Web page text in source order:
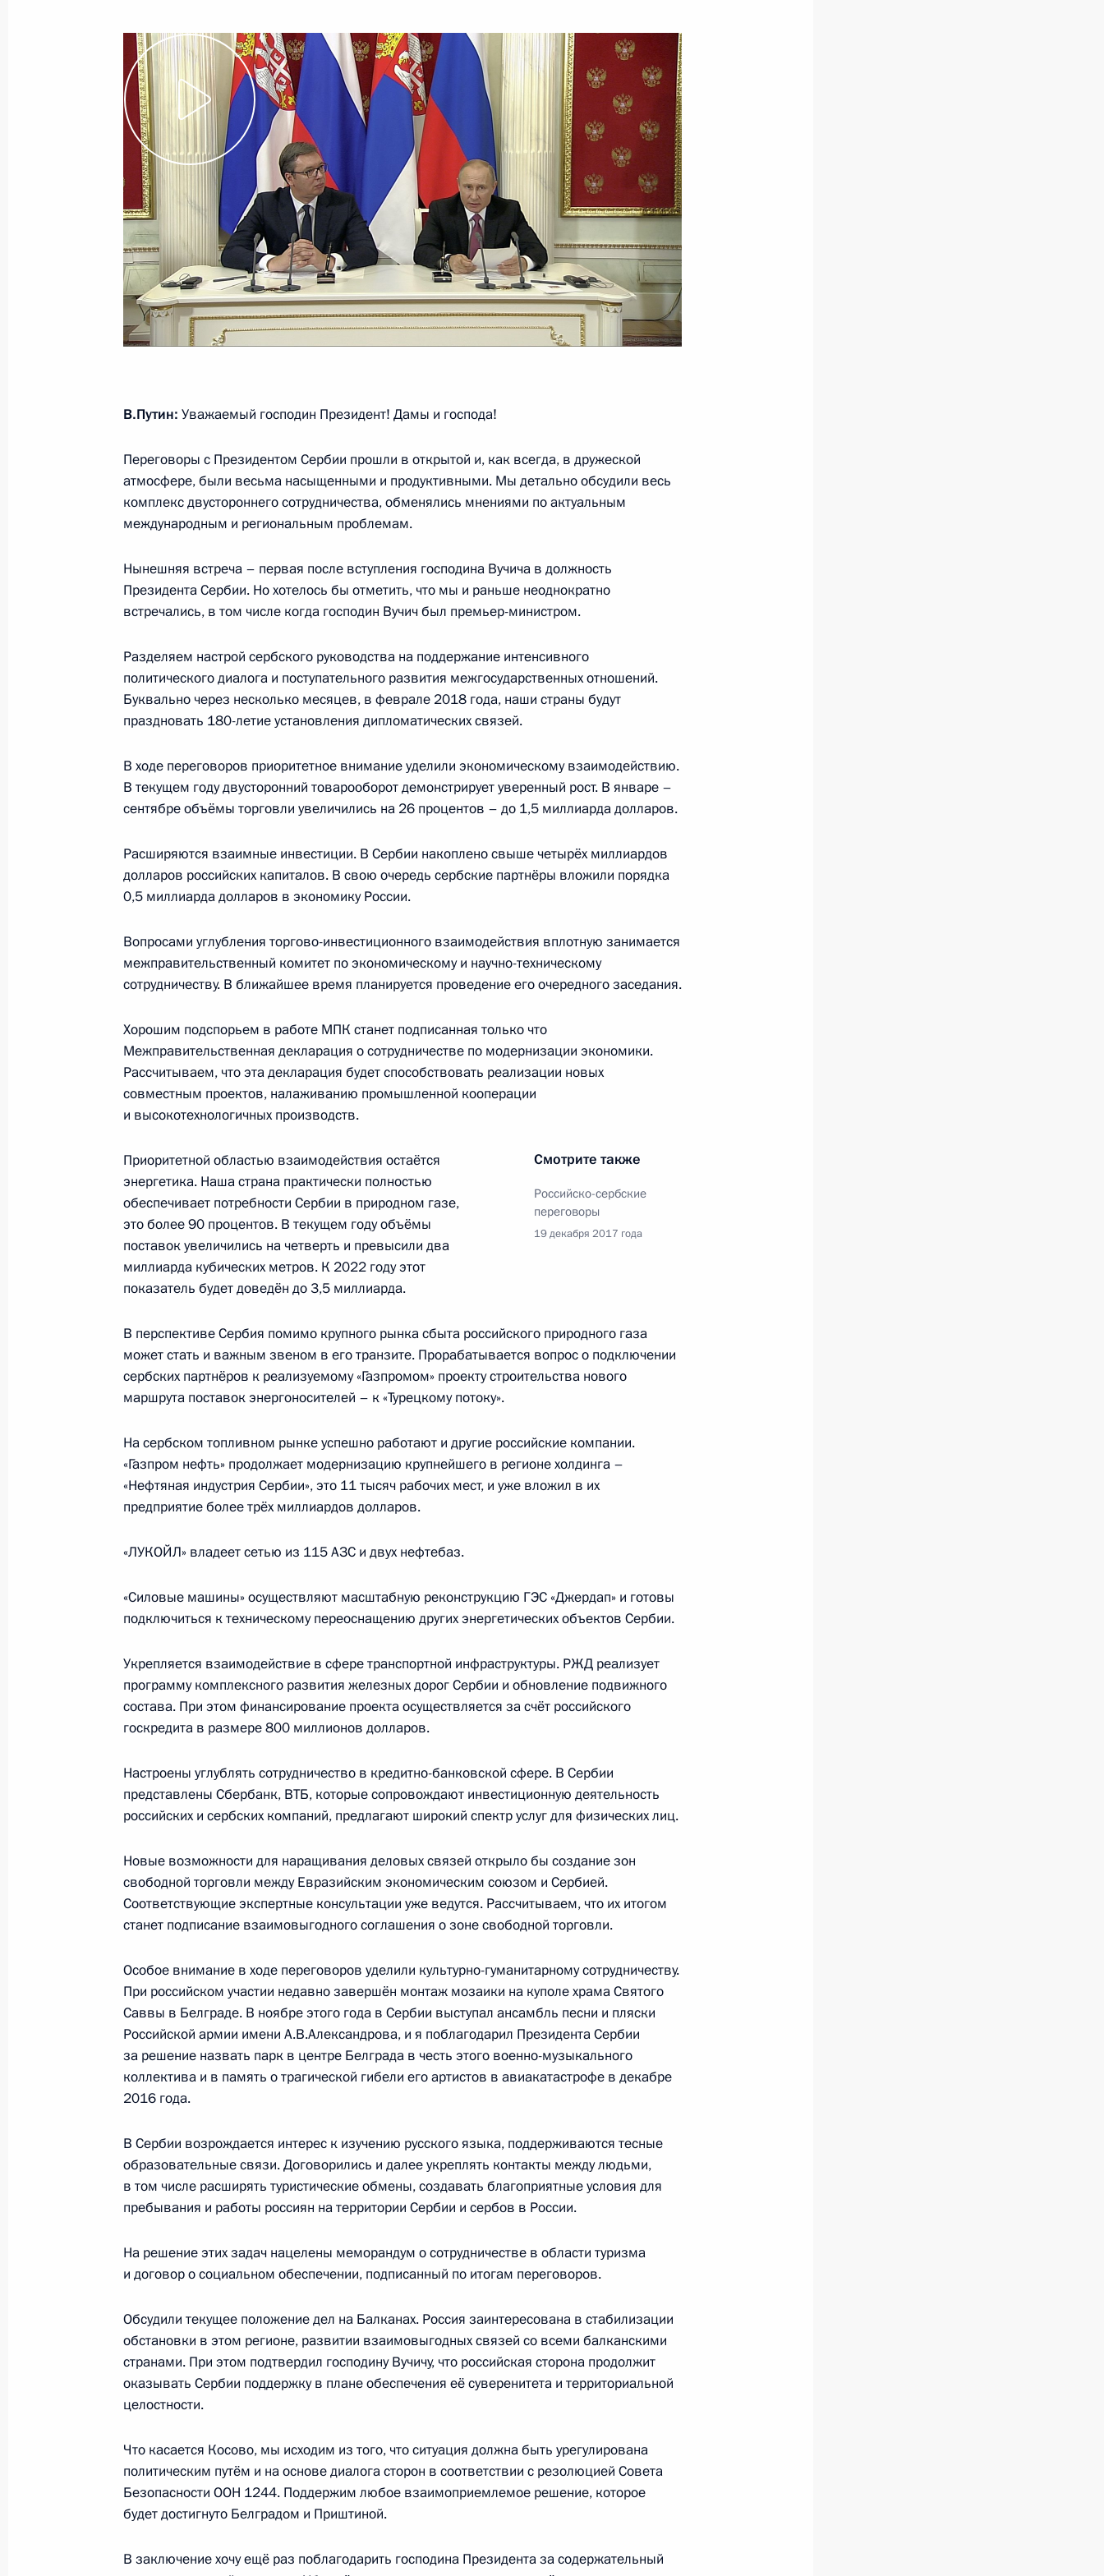
Показать следующие материалы
27 декабря 2017 года, среда
Новогодний приём в Кремле
27 декабря 2017 года, 19:20 Москва, Кремль
3м
Встреча с действующими и бывшими главами регионов
27 декабря 2017 года, 19:00 Москва, Кремль
27 декабря 2017 года, 15:45 Москва, Кремль
Встреча с Президентом Казахстана Нурсултаном Назарбаевым
27 декабря 2017 года, 12:40 Москва, Кремль
5
Поздравление сотрудникам и ветеранам МЧС России с Днём
спасателя
26 декабря 2017 года, вторник
26 декабря 2017 года, 20:20 Московская область, Ново-Огарёво
Встреча с членами Правительства
26 декабря 2017 года, 15:50 Москва
8
25 декабря 2017 года, понедельник
Встреча с руководством палат Федерального Собрания
12 52м
23 декабря 2017 года, суббота
23 декабря 2017 года, 14:20 Москва
22 декабря 2017 года, пятница
Встреча с руководством Минобороны, командующими войсками
военных округов и Северным флотом
Расширенное заседание коллегии Министерства обороны
21 декабря 2017 года, четверг
21 декабря 2017 года, 18:10 Москва, Кремль
21 декабря 2017 года, 17:15 Москва, Кремль
Заседание Совета по культуре и искусству
21 декабря 2017 года, 15:15 Москва, Кремль
Торжественный вечер, посвящённый Дню работника органов
безопасности
20 декабря 2017 года, 18:30 Москва, Кремль
Встреча с главой Татарстана Рустамом Миннихановым
20 декабря 2017 года, 17:40 Москва, Кремль
Встреча с Юрием Осиповым и Сергеем Кравцом
20 декабря 2017 года, 17:00 Москва, Кремль
Заседание Совета по стратегическому развитию и приоритетным
20 декабря 2017 года, 14:50 Москва, Кремль
19 декабря 2017 года, вторник
Заявления для прессы по итогам российско-сербских
переговоров
Начало российско-сербских переговоров 1
В.Путин: Уважаемый господин Президент! Дамы и господа!
Переговоры с Президентом Сербии прошли в открытой и, как всегда, в дружеской
атмосфере, были весьма насыщенными и продуктивными. Мы детально обсудили весь
комплекс двустороннего сотрудничества, обменялись мнениями по актуальным
международным и региональным проблемам.
Нынешняя встреча – первая после вступления господина Вучича в должность
Президента Сербии. Но хотелось бы отметить, что мы и раньше неоднократно
встречались, в том числе когда господин Вучич был премьер-министром.
Разделяем настрой сербского руководства на поддержание интенсивного
политического диалога и поступательного развития межгосударственных отношений.
Буквально через несколько месяцев, в феврале 2018 года, наши страны будут
праздновать 180-летие установления дипломатических связей.
В ходе переговоров приоритетное внимание уделили экономическому взаимодействию.
В текущем году двусторонний товарооборот демонстрирует уверенный рост. В январе –
сентябре объёмы торговли увеличились на 26 процентов – до 1,5 миллиарда долларов.
Расширяются взаимные инвестиции. В Сербии накоплено свыше четырёх миллиардов
долларов российских капиталов. В свою очередь сербские партнёры вложили порядка
0,5 миллиарда долларов в экономику России.
Вопросами углубления торгово-инвестиционного взаимодействия вплотную занимается
межправительственный комитет по экономическому и научно-техническому
сотрудничеству. В ближайшее время планируется проведение его очередного заседания.
Хорошим подспорьем в работе МПК станет подписанная только что
Межправительственная декларация о сотрудничестве по модернизации экономики.
Рассчитываем, что эта декларация будет способствовать реализации новых
совместным проектов, налаживанию промышленной кооперации
и высокотехнологичных производств.
Смотрите также
Российско-сербские
переговоры
19 декабря 2017 года
Приоритетной областью взаимодействия остаётся
энергетика. Наша страна практически полностью
обеспечивает потребности Сербии в природном газе,
это более 90 процентов. В текущем году объёмы
поставок увеличились на четверть и превысили два
миллиарда кубических метров. К 2022 году этот
показатель будет доведён до 3,5 миллиарда.
В перспективе Сербия помимо крупного рынка сбыта российского природного газа
может стать и важным звеном в его транзите. Прорабатывается вопрос о подключении
сербских партнёров к реализуемому «Газпромом» проекту строительства нового
маршрута поставок энергоносителей – к «Турецкому потоку».
На сербском топливном рынке успешно работают и другие российские компании.
«Газпром нефть» продолжает модернизацию крупнейшего в регионе холдинга –
«Нефтяная индустрия Сербии», это 11 тысяч рабочих мест, и уже вложил в их
предприятие более трёх миллиардов долларов.
«ЛУКОЙЛ» владеет сетью из 115 АЗС и двух нефтебаз.
«Силовые машины» осуществляют масштабную реконструкцию ГЭС «Джердап» и готовы
подключиться к техническому переоснащению других энергетических объектов Сербии.
Укрепляется взаимодействие в сфере транспортной инфраструктуры. РЖД реализует
программу комплексного развития железных дорог Сербии и обновление подвижного
состава. При этом финансирование проекта осуществляется за счёт российского
госкредита в размере 800 миллионов долларов.
Настроены углублять сотрудничество в кредитно-банковской сфере. В Сербии
представлены Сбербанк, ВТБ, которые сопровождают инвестиционную деятельность
российских и сербских компаний, предлагают широкий спектр услуг для физических лиц.
Новые возможности для наращивания деловых связей открыло бы создание зон
свободной торговли между Евразийским экономическим союзом и Сербией.
Соответствующие экспертные консультации уже ведутся. Рассчитываем, что их итогом
станет подписание взаимовыгодного соглашения о зоне свободной торговли.
Особое внимание в ходе переговоров уделили культурно-гуманитарному сотрудничеству.
При российском участии недавно завершён монтаж мозаики на куполе храма Святого
Саввы в Белграде. В ноябре этого года в Сербии выступал ансамбль песни и пляски
Российской армии имени А.В.Александрова, и я поблагодарил Президента Сербии
за решение назвать парк в центре Белграда в честь этого военно-музыкального
коллектива и в память о трагической гибели его артистов в авиакатастрофе в декабре
2016 года.
В Сербии возрождается интерес к изучению русского языка, поддерживаются тесные
образовательные связи. Договорились и далее укреплять контакты между людьми,
в том числе расширять туристические обмены, создавать благоприятные условия для
пребывания и работы россиян на территории Сербии и сербов в России.
На решение этих задач нацелены меморандум о сотрудничестве в области туризма
и договор о социальном обеспечении, подписанный по итогам переговоров.
Обсудили текущее положение дел на Балканах. Россия заинтересована в стабилизации
обстановки в этом регионе, развитии взаимовыгодных связей со всеми балканскими
странами. При этом подтвердил господину Вучичу, что российская сторона продолжит
оказывать Сербии поддержку в плане обеспечения её суверенитета и территориальной
целостности.
Что касается Косово, мы исходим из того, что ситуация должна быть урегулирована
политическим путём и на основе диалога сторон в соответствии с резолюцией Совета
Безопасности ООН 1244. Поддержим любое взаимоприемлемое решение, которое
будет достигнуто Белградом и Приштиной.
В заключение хочу ещё раз поблагодарить господина Президента за содержательный